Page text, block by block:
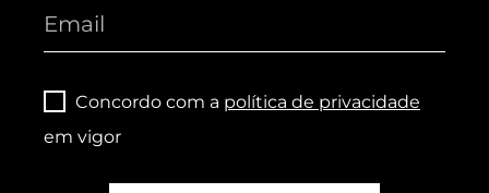
Concordo com a política de privacidade
em vigor